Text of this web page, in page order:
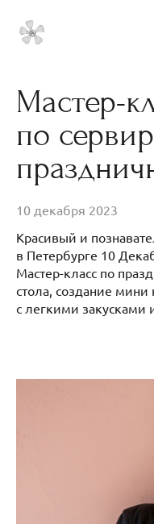
Мастер-
по
10 декабря 2023
Красивый и
в Петербурге 10
Мастер-класс по
стола, создание
с легкими закусками